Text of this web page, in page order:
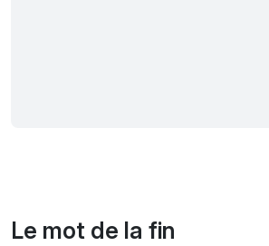
Le mot de la fin